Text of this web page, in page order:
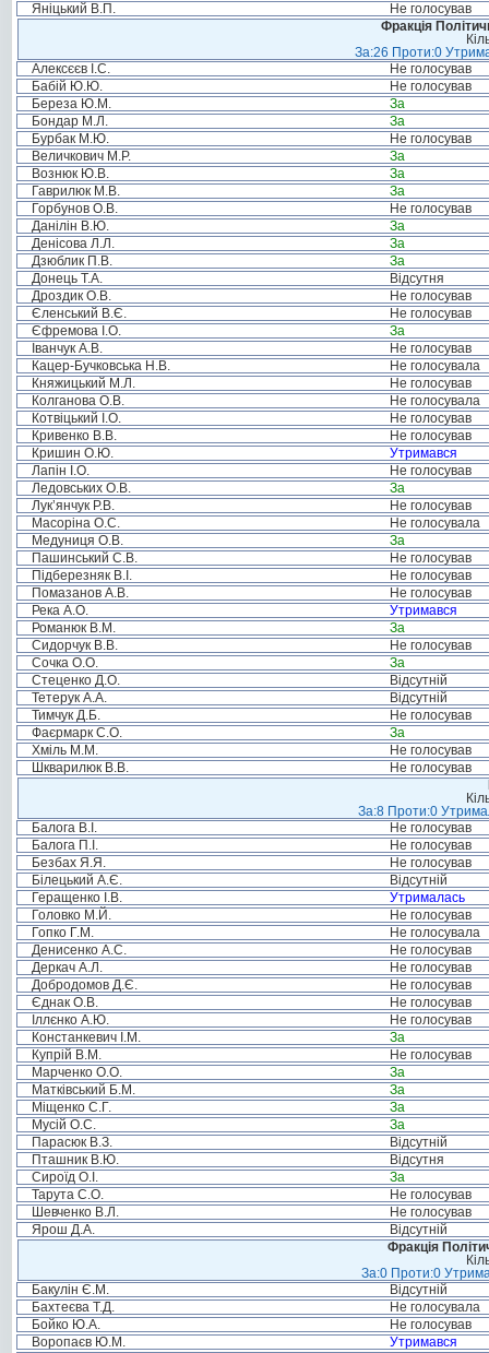
Яніцький В.П.
Не голосував
Фракція
За:26 Проти:0
Алексєєв І.С.
Не голосував
Бабій Ю.Ю.
Не голосував
Береза Ю.М.
За
Бондар М.Л.
За
Бурбак М.Ю.
Не голосував
Величкович М.Р.
За
Вознюк Ю.В.
За
Гаврилюк М.В.
За
Горбунов О.В.
Не голосував
Данілін В.Ю.
За
Денісова Л.Л.
За
Дзюблик П.В.
За
Донець Т.А.
Відсутня
Дроздик О.В.
Не голосував
Єленський В.Є.
Не голосував
Єфремова І.О.
За
Іванчук А.В.
Не голосував
Кацер-Бучковська Н.В.
Не голосувала
Княжицький М.Л.
Не голосував
Колганова О.В.
Не голосувала
Котвіцький І.О.
Не голосував
Кривенко В.В.
Не голосував
Кришин О.Ю.
Утримався
Лапін І.О.
Не голосував
Ледовських О.В.
За
Лук’янчук Р.В.
Не голосував
Масоріна О.С.
Не голосувала
Медуниця О.В.
За
Пашинський С.В.
Не голосував
Підберезняк В.І.
Не голосував
Помазанов А.В.
Не голосував
Река А.О.
Утримався
Романюк В.М.
За
Сидорчук В.В.
Не голосував
Сочка О.О.
За
Стеценко Д.О.
Відсутній
Тетерук А.А.
Відсутній
Тимчук Д.Б.
Не голосував
Фаєрмарк С.О.
За
Хміль М.М.
Не голосував
Шкварилюк В.В.
Не голосував
За:8 Проти:0
Балога В.І.
Не голосував
Балога П.І.
Не голосував
Безбах Я.Я.
Не голосував
Білецький А.Є.
Відсутній
Геращенко І.В.
Утрималась
Головко М.Й.
Не голосував
Гопко Г.М.
Не голосувала
Денисенко А.С.
Не голосував
Деркач А.Л.
Не голосував
Добродомов Д.Є.
Не голосував
Єднак О.В.
Не голосував
Іллєнко А.Ю.
Не голосував
Констанкевич І.М.
За
Купрій В.М.
Не голосував
Марченко О.О.
За
Матківський Б.М.
За
Міщенко С.Г.
За
Мусій О.С.
За
Парасюк В.З.
Відсутній
Пташник В.Ю.
Відсутня
Сироїд О.І.
За
Тарута С.О.
Не голосував
Шевченко В.Л.
Не голосував
Ярош Д.А.
Відсутній
Фракція
За:0 Проти:0
Бакулін Є.М.
Відсутній
Бахтеєва Т.Д.
Не голосувала
Бойко Ю.А.
Не голосував
Воропаєв Ю.М.
Утримався